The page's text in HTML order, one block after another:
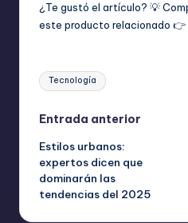
¿Te gustó el artículo? 💡
este producto relacionado 👉
Etiquetas:
Tecnología
Navegación
de
entradas
Entrada anterior
Estilos urbanos:
expertos dicen que
dominarán las
tendencias del 2025